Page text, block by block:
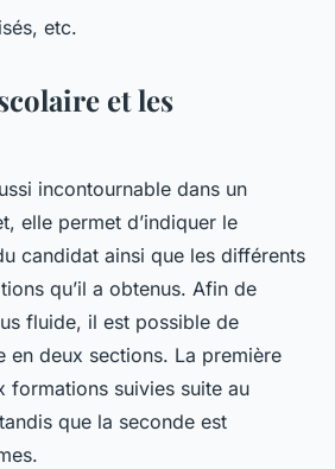
etc.
et les
incontournable dans un
elle permet d’indiquer le
candidat ainsi que les différents
qu’il a obtenus. Afin de
fluide, il est possible de
en deux sections. La première
formations suivies suite au
que la seconde est